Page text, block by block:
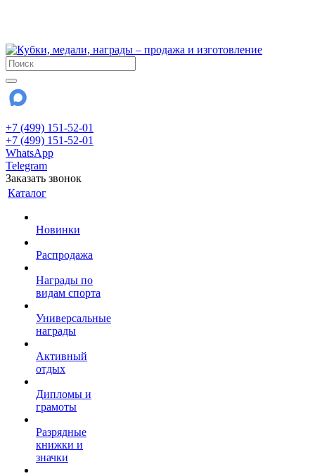
+7 (499) 151-52-01
+7 (499) 151-52-01
WhatsApp
Telegram
Заказать звонок
Каталог
Новинки
Распродажа
Награды по
видам спорта
Универсальные
награды
Активный
отдых
Дипломы и
грамоты
Разрядные
книжки и
значки